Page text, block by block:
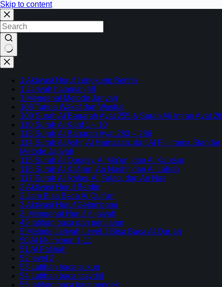
Skip to content
No
results
1 Aktivasi Huruf Lengkung Bertitik
1 Jariyah halaman 48
1 Mengenal Metode Jariyah
108 Tanda Wakaf dan Washal
109 Surah Al Baqarah Ayat 255 & Surah Ali Imran Ayat 26
110 Surah Al Kahf 1 – 10
113 Surah Al Baqarah Ayat 283 – 286
114 Surah Al Ashr, Al Humazah, dan Al Fiil Irama Standar
Metode Jariyah
115 Surah Al Quraisy, Al Ma’un, dan Al Kautsar
116 Surah Al Kafirun, An Nashr, dan Al Lahab
117 Surah Al Ikhlas, Al Falaq, dan An Nas
2 Aktivasi Huruf Berdiri
2 Jam Bisa Baca Al Qur’an
3 Aktivasi Huruf Gelombang
3. Mengenal Huruf Hijaiyah
49 latihan baca dan penilaian
5 Metode Jariyah Level 1 Bisa Baca Al Qur’an
50 Al Mu’minun 1-11
51 Al Fatihah
52 level 2
53 Latihan baca sukun
54 Latihan baca tasydid
55 latihan baca kata pendek